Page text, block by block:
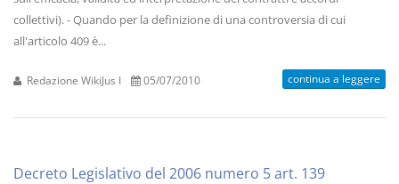
collettivi). - Quando per la definizione di una controversia di cui
all'articolo 409 è...
Redazione WikiJus I 05/07/2010 continua a leggere
Decreto Legislativo del 2006 numero 5 art. 139